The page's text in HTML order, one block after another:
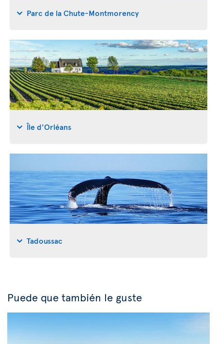
Parc de la Chute-Montmorency
Île d'Orléans
Tadoussac
Puede que también le guste